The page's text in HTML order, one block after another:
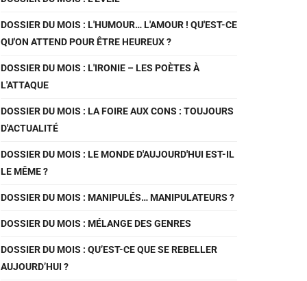
DOSSIER DU MOIS : L'HUMOUR… L'AMOUR ! QU'EST-CE
QU'ON ATTEND POUR ÊTRE HEUREUX ?
DOSSIER DU MOIS : L'IRONIE – LES POÈTES À
L'ATTAQUE
DOSSIER DU MOIS : LA FOIRE AUX CONS : TOUJOURS
D'ACTUALITÉ
DOSSIER DU MOIS : LE MONDE D'AUJOURD'HUI EST-IL
LE MÊME ?
DOSSIER DU MOIS : MANIPULÉS… MANIPULATEURS ?
DOSSIER DU MOIS : MÉLANGE DES GENRES
DOSSIER DU MOIS : QU’EST-CE QUE SE REBELLER
AUJOURD’HUI ?